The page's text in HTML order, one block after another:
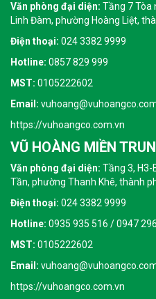
Văn phòng đại diện: Tầng 7 Tòa
Linh Đàm, phường Hoàng Liệt,
Điện thoại: 024 3382 9999
Hotline: 0857 829 999
MST: 0105222602
Email:
https://vuhoangco.com.vn
VŨ HOÀNG MIỀN
Văn phòng đại diện: Tầng 3, H3-
Tần, phường Thanh Khê, thành
Điện thoại: 024 3382 9999
Hotline: 0935 935 516 / 0947
MST: 0105222602
Email:
https://vuhoangco.com.vn